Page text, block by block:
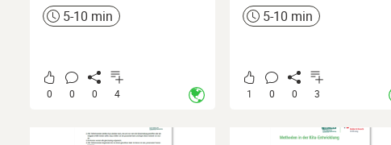
Zeit5-10 min
0 0 0 4
Zeit5-10 min
1 0 0 3